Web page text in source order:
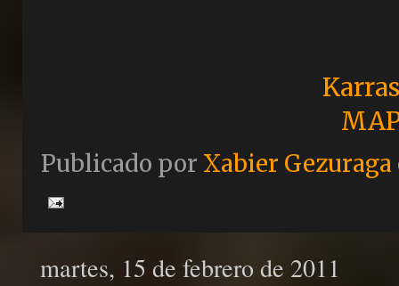
Publicado por Xabier Gezuraga
martes, 15 de febrero de 2011